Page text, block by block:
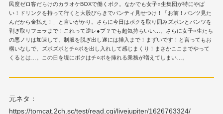
民度ゼロ客だらけのカラオケBOXで働くボク。なかでも女子○生集団が特にやば
い！ドリンクを持って行くと大股びらきでパンティ見せつけ！「お前！パンツ見た
んだから金払え！」と言いがかり。さらに今日はボクを取り囲みズボンとパンツを
剥ぎ取りフェラまで！これって逆レ●プ？でも超気持ちいい…。さらに女子○生たち
の悪ノリは加速して、制服を脱ぎ出し遂には挿入まで！まずいです！と言ってもお
構いなしで、ズボズボとチ○ポを出し入れして感じまくり！まさかここまでやって
くるとは…。この日を境にボクはチ○ポを挿れる業務が増えてしまい…。
元ネタ：
https://tomcat.2ch.sc/test/read.cgi/livejupiter/1626763324/